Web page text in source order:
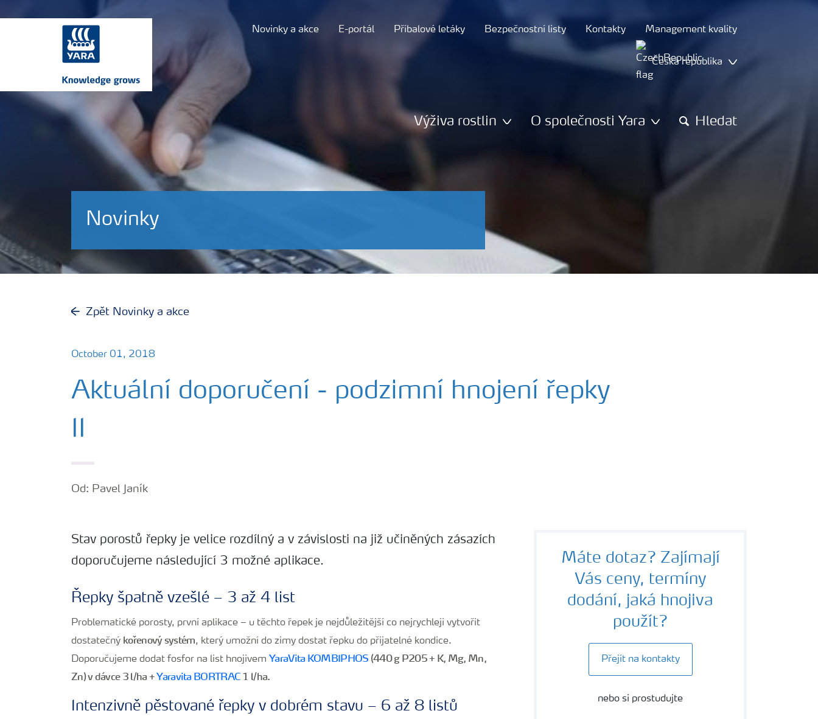
Novinky a akce E-portál Příbalové letáky Bezpečnostní listy Kontakty Management kvality
Česká republika
Výživa rostlin O společnosti Yara Hledat
Novinky
Zpět Novinky a akce
October 01, 2018
Aktuální doporučení - podzimní hnojení řepky
II
Od: Pavel Janík
Stav porostů řepky je velice rozdílný a v závislosti na již učiněných zásazích
doporučujeme následující 3 možné aplikace.
Řepky špatně vzešlé – 3 až 4 list
Problematické porosty, první aplikace – u těchto řepek je nejdůležitější co nejrychleji vytvořit
dostatečný kořenový systém, který umožní do zimy dostat řepku do přijatelné kondice.
Doporučujeme dodat fosfor na list hnojivem YaraVita KOMBIPHOS (440 g P205 + K, Mg, Mn,
Zn) v dávce 3 l/ha +Yaravita BORTRAC 1 l/ha.
Intenzivně pěstované řepky v dobrém stavu – 6 až 8 listů
Máte dotaz? Zajímají
Vás ceny, termíny
dodání, jaká hnojiva
použít?
Přejít na kontakty
nebo si prostudujte